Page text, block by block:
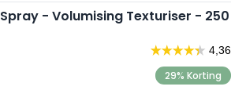
- Volumising Texturiser - 250
29% Korting